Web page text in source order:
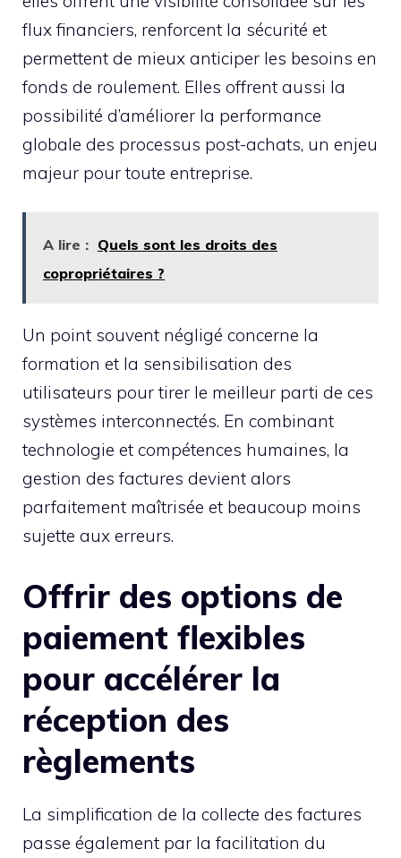
flux financiers, renforcent la sécurité et
permettent de mieux anticiper les besoins en
fonds de roulement. Elles offrent aussi la
possibilité d’améliorer la performance
globale des processus post-achats, un enjeu
majeur pour toute entreprise.
A lire : Quels sont les droits des
copropriétaires ?
Un point souvent négligé concerne la
formation et la sensibilisation des
utilisateurs pour tirer le meilleur parti de ces
systèmes interconnectés. En combinant
technologie et compétences humaines, la
gestion des factures devient alors
parfaitement maîtrisée et beaucoup moins
sujette aux erreurs.
Offrir des options de
paiement flexibles
pour accélérer la
réception des
règlements
La simplification de la collecte des factures
passe également par la facilitation du